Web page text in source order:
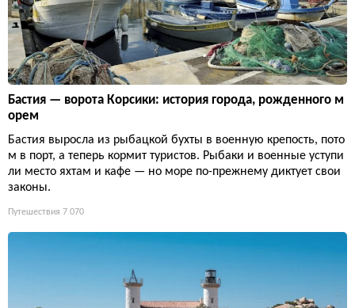
Бастия — ворота Корсики: история города, рожденного м
орем
Бастия выросла из рыбацкой бухты в военную крепость, пото
м в порт, а теперь кормит туристов. Рыбаки и военные уступи
ли место яхтам и кафе — но море по-прежнему диктует свои
законы.
Путешествия 7 070